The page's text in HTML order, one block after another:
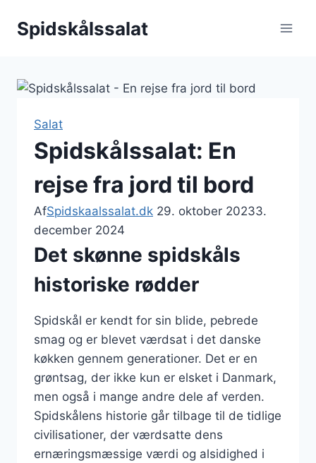
Spidskålssalat
Salat
Spidskålssalat: En
rejse fra jord til bord
AfSpidskaalssalat.dk 29. oktober 20233.
december 2024
Det skønne spidskåls
historiske rødder
Spidskål er kendt for sin blide, pebrede
smag og er blevet værdsat i det danske
køkken gennem generationer. Det er en
grøntsag, der ikke kun er elsket i Danmark,
men også i mange andre dele af verden.
Spidskålens historie går tilbage til de tidlige
civilisationer, der værdsatte dens
ernæringsmæssige værdi og alsidighed i